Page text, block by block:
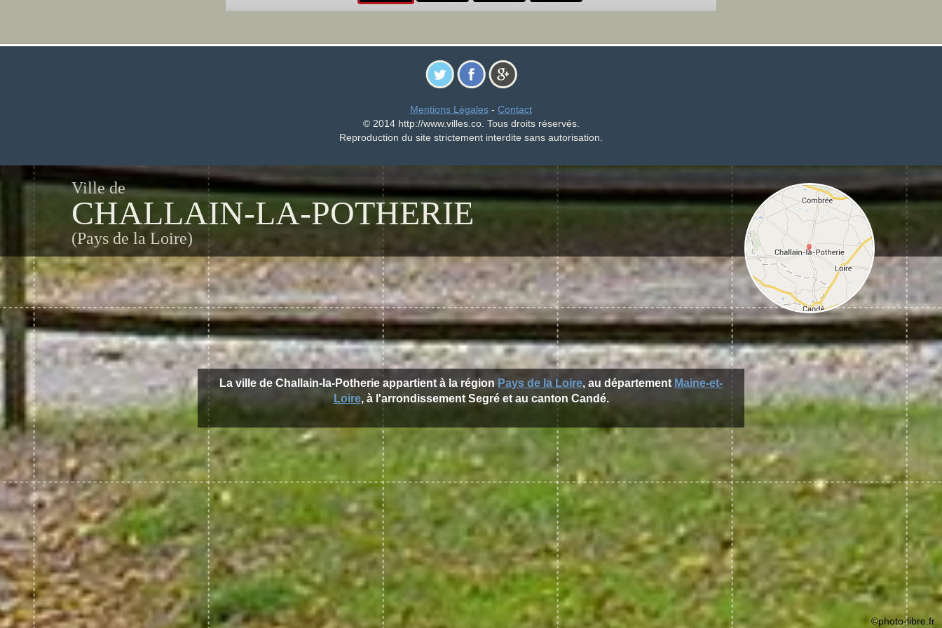
Mentions Légales - Contact
© 2014 http://www.villes.co. Tous droits réservés.
Reproduction du site strictement interdite sans autorisation.
Ville de
CHALLAIN-LA-POTHERIE
(Pays de la Loire)
La ville de Challain-la-Potherie appartient à la région Pays de la Loire, au département Maine-et-
Loire, à l'arrondissement Segré et au canton Candé.
©photo-libre.fr